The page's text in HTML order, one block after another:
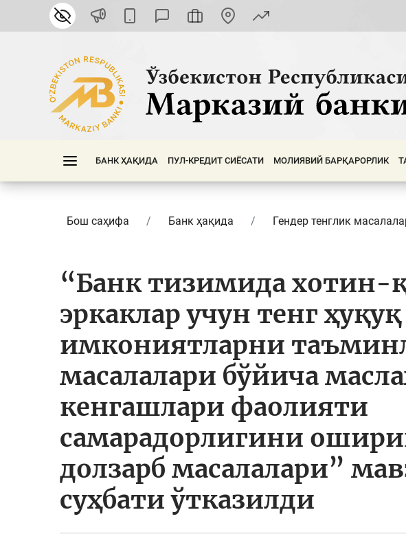
БАНК ҲАҚИДА ПУЛ-КРЕДИТ СИЁСАТИ МОЛИЯВИЙ БАРҚАРОРЛИК
Бош саҳифа Банк ҳақида Гендер тенглик
“Банк тизимида хотин-
эркаклар учун тенг
имкониятларни
масалалари бўйича
кенгашлари фаолияти
самарадорлигини
долзарб масалалари”
суҳбати ўтказилди